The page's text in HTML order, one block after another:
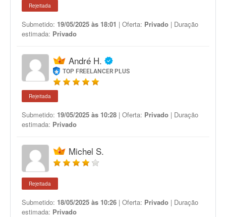
Rejeitada
Submetido: 19/05/2025 às 18:01 | Oferta: Privado | Duração
estimada: Privado
André H.
TOP FREELANCER PLUS
Rejeitada
Submetido: 19/05/2025 às 10:28 | Oferta: Privado | Duração
estimada: Privado
Michel S.
Rejeitada
Submetido: 18/05/2025 às 10:26 | Oferta: Privado | Duração
estimada: Privado